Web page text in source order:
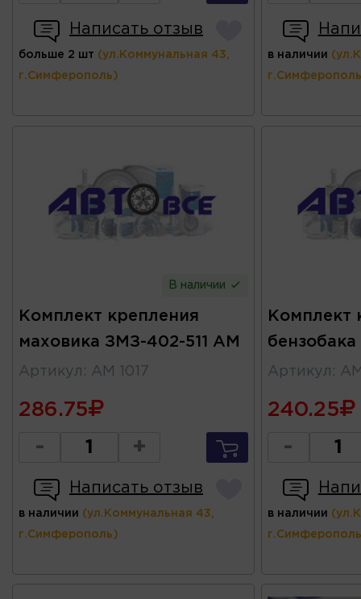
Написать отзыв
больше 2 шт (ул.Коммунальная 43,
г.Симферополь)
в наличии
В наличии
Комплект крепления
маховика ЗМЗ-402-511 АМ
Артикул : АМ 1017
286.75
- +
Написать отзыв
в наличии (ул.Коммунальная 43,
г.Симферополь)
Комплект
Артикул :
240.25
-
в наличии